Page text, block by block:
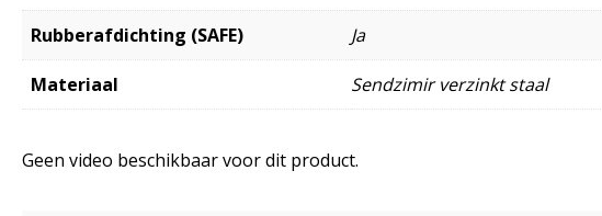
Rubberafdichting (SAFE) Ja
Materiaal Sendzimir verzinkt staal
Geen video beschikbaar voor dit product.